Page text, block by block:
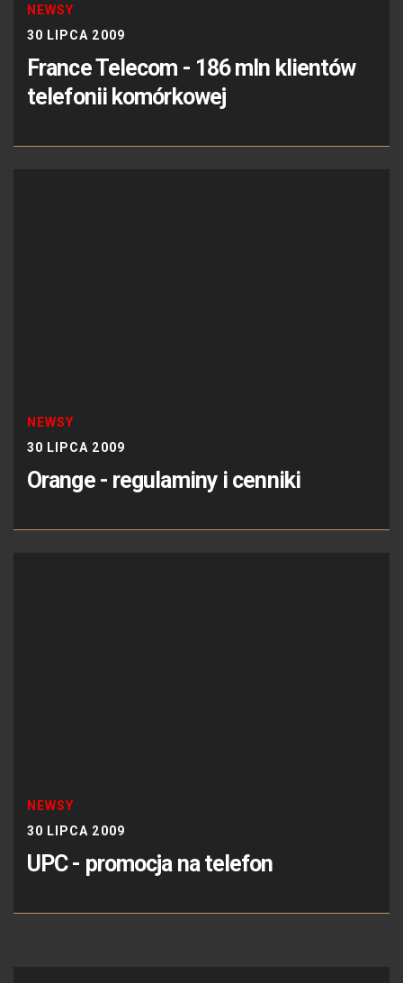
NEWSY
30 LIPCA 2009
France Telecom - 186 mln klientów
telefonii komórkowej
NEWSY
30 LIPCA 2009
Orange - regulaminy i cenniki
NEWSY
30 LIPCA 2009
UPC - promocja na telefon